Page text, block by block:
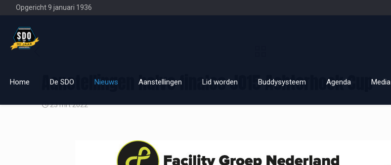
Opgericht 9 januari 1936
Home De SDO Nieuws Aanstellingen Lid worden Buddysysteem Agenda Media
Aanstellingen halve finales JO15 Achterhoek Cup
23 mrt 2022